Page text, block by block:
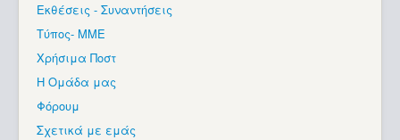
Βρίσκεστε εδώ:
Εκθέσεις - Συναντήσεις
Τύπος- ΜΜΕ
Χρήσιμα Ποστ
Η Ομάδα μας
Φόρουμ
Σχετικά με εμάς